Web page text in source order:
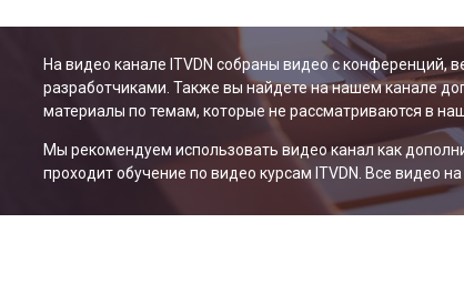
На видео канале ITVDN собраны видео с конференций,
разработчиками. Также вы найдете на нашем канале
материалы по темам, которые не рассматриваются в
Мы рекомендуем использовать видео канал как
проходит обучение по видео курсам ITVDN. Все видео